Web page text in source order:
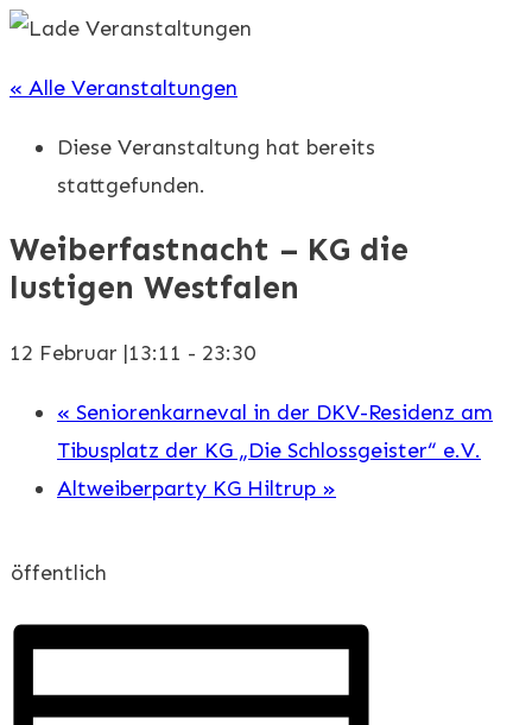
« Alle Veranstaltungen
Diese Veranstaltung hat bereits
stattgefunden.
Weiberfastnacht – KG die
lustigen Westfalen
12 Februar |13:11 - 23:30
« Seniorenkarneval in der DKV-Residenz am
Tibusplatz der KG „Die Schlossgeister“ e.V.
Altweiberparty KG Hiltrup »
öffentlich